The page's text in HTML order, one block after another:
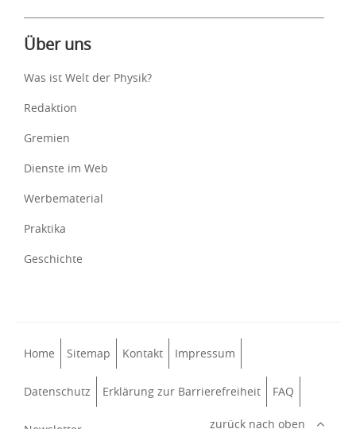
Über uns
Was ist Welt der Physik?
Redaktion
Gremien
Dienste im Web
Werbematerial
Praktika
Geschichte
Home Sitemap Kontakt Impressum
Datenschutz Erklärung zur Barrierefreiheit FAQ
zurück nach oben